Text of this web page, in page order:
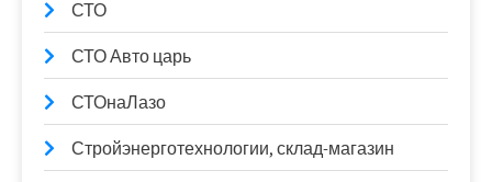
СТО
СТО Авто царь
СТОнаЛазо
Стройэнерготехнологии, склад-магазин